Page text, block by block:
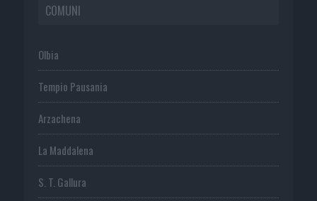
COMUNI
Olbia
Tempio Pausania
Arzachena
La Maddalena
S. T. Gallura